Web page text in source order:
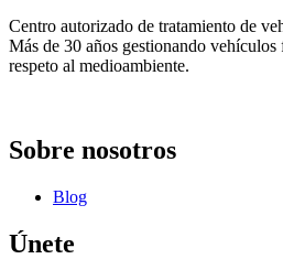
Centro autorizado de tratamiento de
Más de 30 años gestionando
respeto al medioambiente.
Sobre nosotros
Blog
Únete